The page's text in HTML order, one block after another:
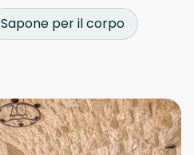
Sapone per il corpo